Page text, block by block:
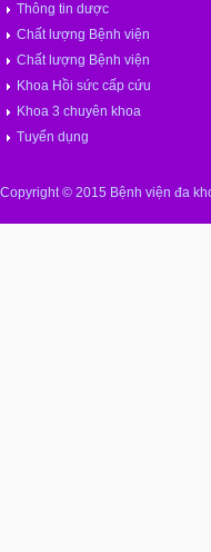
Thông tin dược
Chất lượng Bệnh viện
Chất lượng Bệnh viện
Khoa Hồi sức cấp cứu
Khoa 3 chuyên khoa
Tuyển dụng
Copyright © 2015 Bệnh viện đa